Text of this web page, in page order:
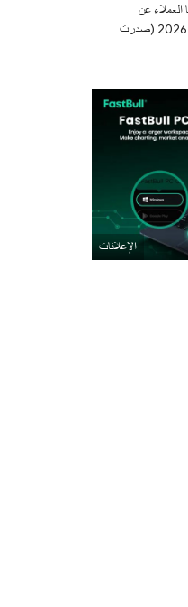
عن
الشكاوى في يوليو 2026 (صدرت